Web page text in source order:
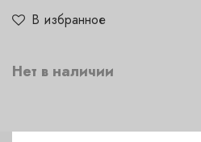
В избранное
Нет в наличии